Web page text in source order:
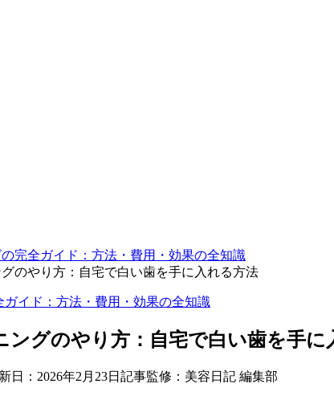
完全ガイド：方法・費用・効果の全知識
のやり方：自宅で白い歯を手に入れる方法
イド：方法・費用・効果の全知識
ングのやり方：自宅で白い歯を手に
日： 2026年2月23日 記事監修：美容日記 編集部